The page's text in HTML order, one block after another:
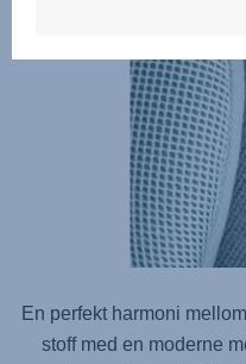
En perfekt harmoni
stoff med en moderne